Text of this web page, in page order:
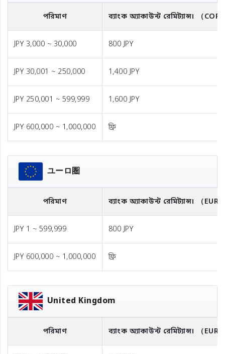
পরিমাণ ব্যাংক অ্যাকাউন্ট রেমিট্যান্স। （COP
JPY 3,000 ~ 30,000 800 JPY
JPY 30,001 ~ 250,000 1,400 JPY
JPY 250,001 ~ 599,999 1,600 JPY
JPY 600,000 ~ 1,000,000 ফ্রি
ユーロ圏
পরিমাণ ব্যাংক অ্যাকাউন্ট রেমিট্যান্স। （EUR
JPY 1 ~ 599,999 800 JPY
JPY 600,000 ~ 1,000,000 ফ্রি
United Kingdom
পরিমাণ ব্যাংক অ্যাকাউন্ট রেমিট্যান্স। （EUR